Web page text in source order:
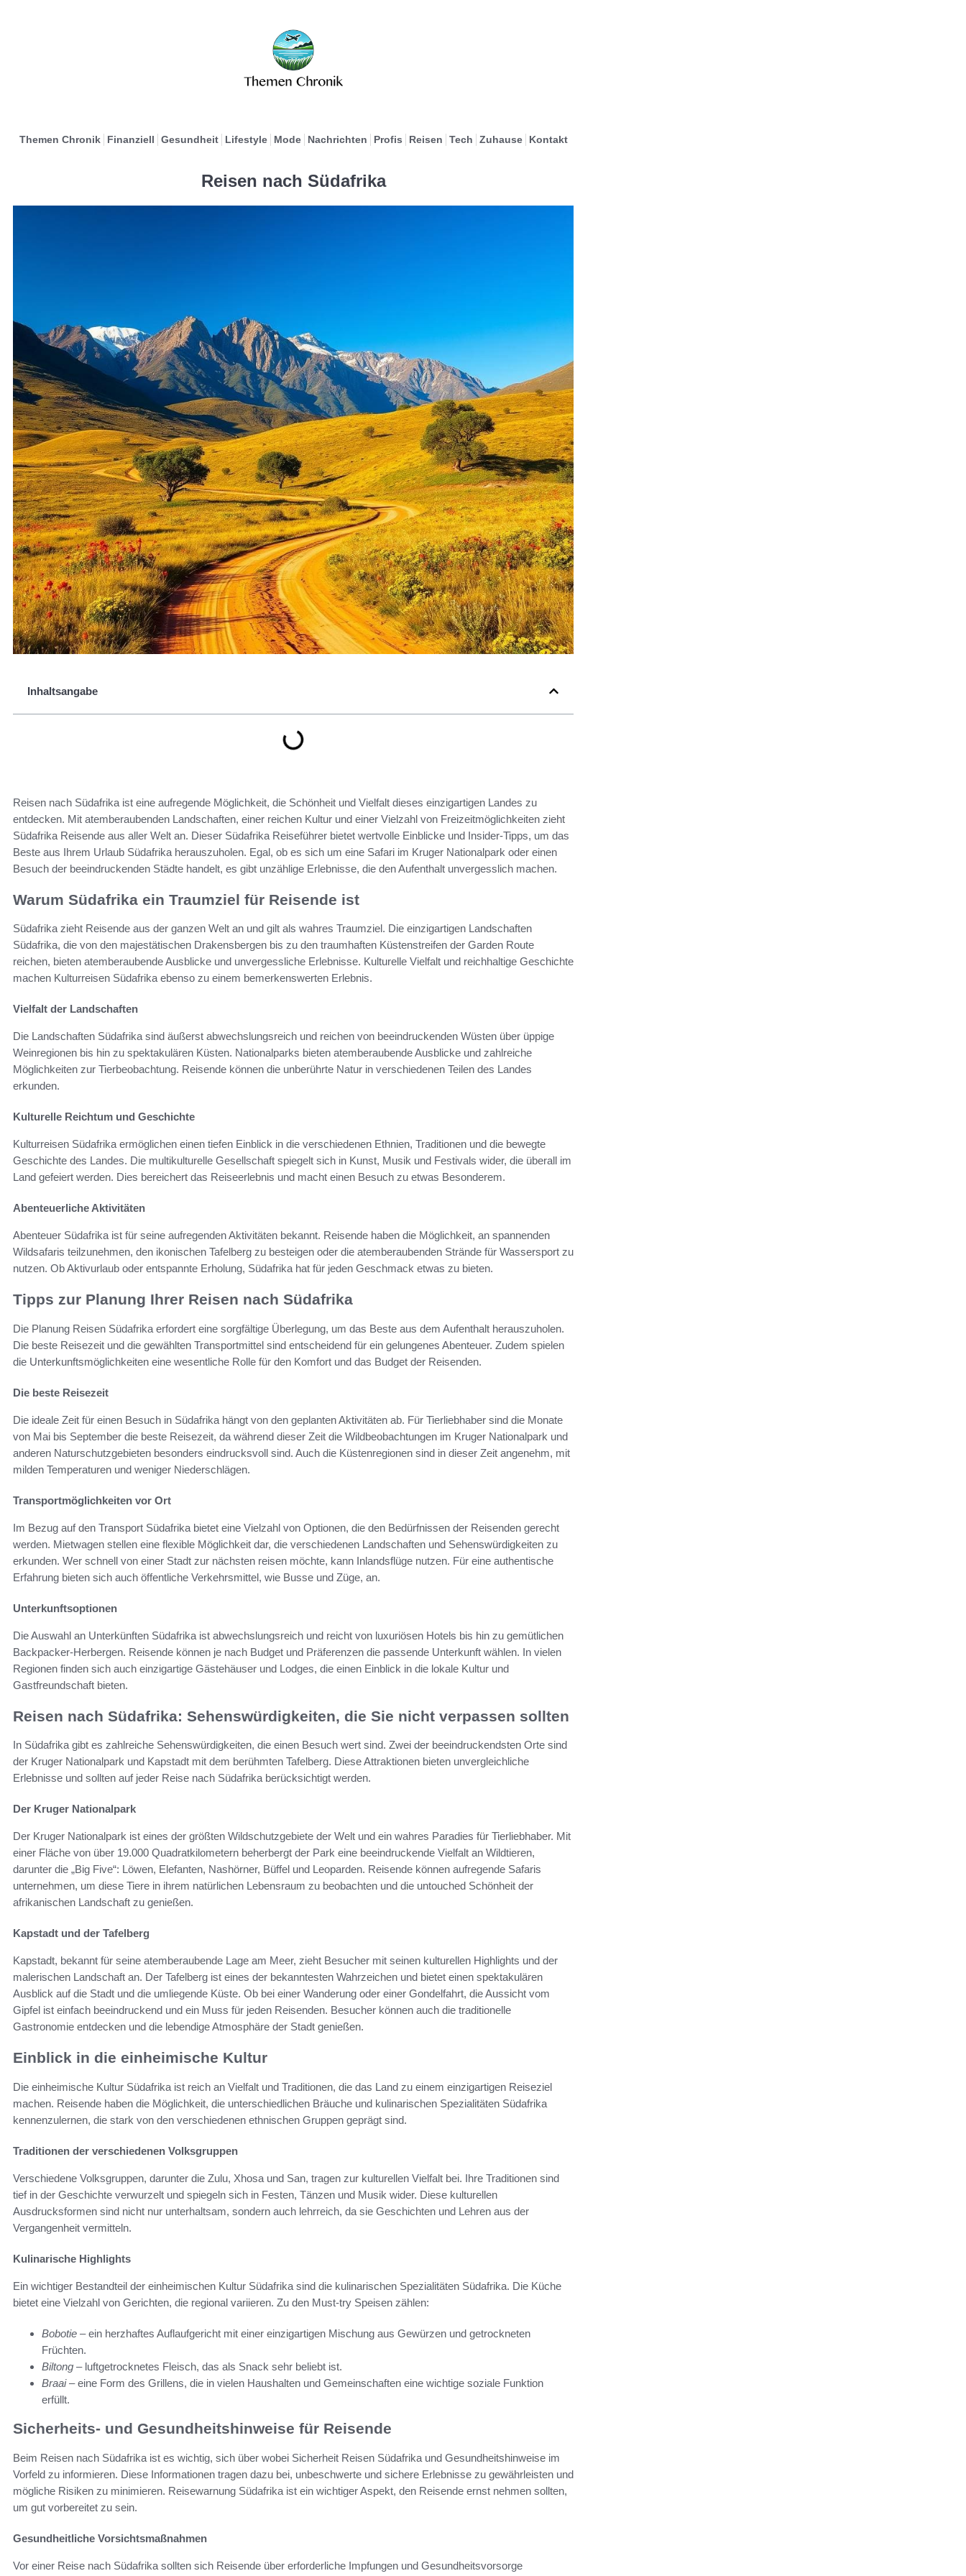
Themen Chronik Finanziell Gesundheit Lifestyle Mode Nachrichten Profis Reisen Tech Zuhause Kontakt
Reisen nach Südafrika
Inhaltsangabe
Reisen nach Südafrika ist eine aufregende Möglichkeit, die Schönheit und Vielfalt dieses einzigartigen Landes zu
entdecken. Mit atemberaubenden Landschaften, einer reichen Kultur und einer Vielzahl von Freizeitmöglichkeiten zieht
Südafrika Reisende aus aller Welt an. Dieser Südafrika Reiseführer bietet wertvolle Einblicke und Insider-Tipps, um das
Beste aus Ihrem Urlaub Südafrika herauszuholen. Egal, ob es sich um eine Safari im Kruger Nationalpark oder einen
Besuch der beeindruckenden Städte handelt, es gibt unzählige Erlebnisse, die den Aufenthalt unvergesslich machen.
Warum Südafrika ein Traumziel für Reisende ist
Südafrika zieht Reisende aus der ganzen Welt an und gilt als wahres Traumziel. Die einzigartigen Landschaften
Südafrika, die von den majestätischen Drakensbergen bis zu den traumhaften Küstenstreifen der Garden Route
reichen, bieten atemberaubende Ausblicke und unvergessliche Erlebnisse. Kulturelle Vielfalt und reichhaltige Geschichte
machen Kulturreisen Südafrika ebenso zu einem bemerkenswerten Erlebnis.
Vielfalt der Landschaften
Die Landschaften Südafrika sind äußerst abwechslungsreich und reichen von beeindruckenden Wüsten über üppige
Weinregionen bis hin zu spektakulären Küsten. Nationalparks bieten atemberaubende Ausblicke und zahlreiche
Möglichkeiten zur Tierbeobachtung. Reisende können die unberührte Natur in verschiedenen Teilen des Landes
erkunden.
Kulturelle Reichtum und Geschichte
Kulturreisen Südafrika ermöglichen einen tiefen Einblick in die verschiedenen Ethnien, Traditionen und die bewegte
Geschichte des Landes. Die multikulturelle Gesellschaft spiegelt sich in Kunst, Musik und Festivals wider, die überall im
Land gefeiert werden. Dies bereichert das Reiseerlebnis und macht einen Besuch zu etwas Besonderem.
Abenteuerliche Aktivitäten
Abenteuer Südafrika ist für seine aufregenden Aktivitäten bekannt. Reisende haben die Möglichkeit, an spannenden
Wildsafaris teilzunehmen, den ikonischen Tafelberg zu besteigen oder die atemberaubenden Strände für Wassersport zu
nutzen. Ob Aktivurlaub oder entspannte Erholung, Südafrika hat für jeden Geschmack etwas zu bieten.
Tipps zur Planung Ihrer Reisen nach Südafrika
Die Planung Reisen Südafrika erfordert eine sorgfältige Überlegung, um das Beste aus dem Aufenthalt herauszuholen.
Die beste Reisezeit und die gewählten Transportmittel sind entscheidend für ein gelungenes Abenteuer. Zudem spielen
die Unterkunftsmöglichkeiten eine wesentliche Rolle für den Komfort und das Budget der Reisenden.
Die beste Reisezeit
Die ideale Zeit für einen Besuch in Südafrika hängt von den geplanten Aktivitäten ab. Für Tierliebhaber sind die Monate
von Mai bis September die beste Reisezeit, da während dieser Zeit die Wildbeobachtungen im Kruger Nationalpark und
anderen Naturschutzgebieten besonders eindrucksvoll sind. Auch die Küstenregionen sind in dieser Zeit angenehm, mit
milden Temperaturen und weniger Niederschlägen.
Transportmöglichkeiten vor Ort
Im Bezug auf den Transport Südafrika bietet eine Vielzahl von Optionen, die den Bedürfnissen der Reisenden gerecht
werden. Mietwagen stellen eine flexible Möglichkeit dar, die verschiedenen Landschaften und Sehenswürdigkeiten zu
erkunden. Wer schnell von einer Stadt zur nächsten reisen möchte, kann Inlandsflüge nutzen. Für eine authentische
Erfahrung bieten sich auch öffentliche Verkehrsmittel, wie Busse und Züge, an.
Unterkunftsoptionen
Die Auswahl an Unterkünften Südafrika ist abwechslungsreich und reicht von luxuriösen Hotels bis hin zu gemütlichen
Backpacker-Herbergen. Reisende können je nach Budget und Präferenzen die passende Unterkunft wählen. In vielen
Regionen finden sich auch einzigartige Gästehäuser und Lodges, die einen Einblick in die lokale Kultur und
Gastfreundschaft bieten.
Reisen nach Südafrika: Sehenswürdigkeiten, die Sie nicht verpassen sollten
In Südafrika gibt es zahlreiche Sehenswürdigkeiten, die einen Besuch wert sind. Zwei der beeindruckendsten Orte sind
der Kruger Nationalpark und Kapstadt mit dem berühmten Tafelberg. Diese Attraktionen bieten unvergleichliche
Erlebnisse und sollten auf jeder Reise nach Südafrika berücksichtigt werden.
Der Kruger Nationalpark
Der Kruger Nationalpark ist eines der größten Wildschutzgebiete der Welt und ein wahres Paradies für Tierliebhaber. Mit
einer Fläche von über 19.000 Quadratkilometern beherbergt der Park eine beeindruckende Vielfalt an Wildtieren,
darunter die „Big Five“: Löwen, Elefanten, Nashörner, Büffel und Leoparden. Reisende können aufregende Safaris
unternehmen, um diese Tiere in ihrem natürlichen Lebensraum zu beobachten und die untouched Schönheit der
afrikanischen Landschaft zu genießen.
Kapstadt und der Tafelberg
Kapstadt, bekannt für seine atemberaubende Lage am Meer, zieht Besucher mit seinen kulturellen Highlights und der
malerischen Landschaft an. Der Tafelberg ist eines der bekanntesten Wahrzeichen und bietet einen spektakulären
Ausblick auf die Stadt und die umliegende Küste. Ob bei einer Wanderung oder einer Gondelfahrt, die Aussicht vom
Gipfel ist einfach beeindruckend und ein Muss für jeden Reisenden. Besucher können auch die traditionelle
Gastronomie entdecken und die lebendige Atmosphäre der Stadt genießen.
Einblick in die einheimische Kultur
Die einheimische Kultur Südafrika ist reich an Vielfalt und Traditionen, die das Land zu einem einzigartigen Reiseziel
machen. Reisende haben die Möglichkeit, die unterschiedlichen Bräuche und kulinarischen Spezialitäten Südafrika
kennenzulernen, die stark von den verschiedenen ethnischen Gruppen geprägt sind.
Traditionen der verschiedenen Volksgruppen
Verschiedene Volksgruppen, darunter die Zulu, Xhosa und San, tragen zur kulturellen Vielfalt bei. Ihre Traditionen sind
tief in der Geschichte verwurzelt und spiegeln sich in Festen, Tänzen und Musik wider. Diese kulturellen
Ausdrucksformen sind nicht nur unterhaltsam, sondern auch lehrreich, da sie Geschichten und Lehren aus der
Vergangenheit vermitteln.
Kulinarische Highlights
Ein wichtiger Bestandteil der einheimischen Kultur Südafrika sind die kulinarischen Spezialitäten Südafrika. Die Küche
bietet eine Vielzahl von Gerichten, die regional variieren. Zu den Must-try Speisen zählen:
Bobotie – ein herzhaftes Auflaufgericht mit einer einzigartigen Mischung aus Gewürzen und getrockneten
Früchten.
Biltong – luftgetrocknetes Fleisch, das als Snack sehr beliebt ist.
Braai– eine Form des Grillens, die in vielen Haushalten und Gemeinschaften eine wichtige soziale Funktion
erfüllt.
Sicherheits- und Gesundheitshinweise für Reisende
Beim Reisen nach Südafrika ist es wichtig, sich über wobei Sicherheit Reisen Südafrika und Gesundheitshinweise im
Vorfeld zu informieren. Diese Informationen tragen dazu bei, unbeschwerte und sichere Erlebnisse zu gewährleisten und
mögliche Risiken zu minimieren. Reisewarnung Südafrika ist ein wichtiger Aspekt, den Reisende ernst nehmen sollten,
um gut vorbereitet zu sein.
Gesundheitliche Vorsichtsmaßnahmen
Vor einer Reise nach Südafrika sollten sich Reisende über erforderliche Impfungen und Gesundheitsvorsorge